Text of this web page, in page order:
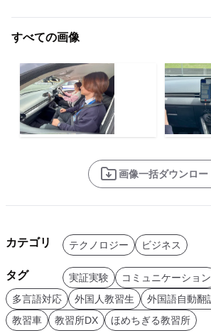
すべての画像
画像一括ダウンロー
カテゴリ テクノロジー ビジネス
タグ 実証実験 コミュニケーション
多言語対応
外国人教習生 外国語自動翻
教習車
教習所DX ほめちぎる教習所